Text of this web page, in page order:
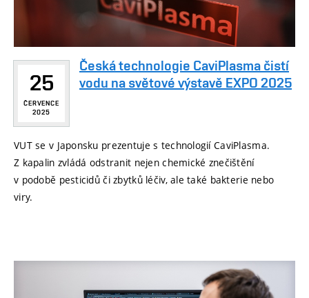
25
ČERVENCE
2025
Česká technologie CaviPlasma čistí
vodu na světové výstavě EXPO 2025
VUT se v Japonsku prezentuje s technologií CaviPlasma.
Z kapalin zvládá odstranit nejen chemické znečištění
v podobě pesticidů či zbytků léčiv, ale také bakterie nebo
viry.